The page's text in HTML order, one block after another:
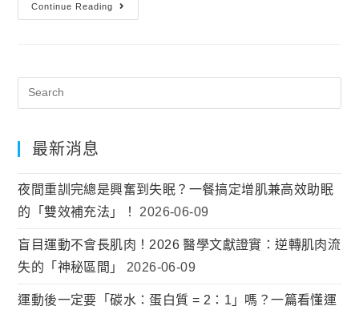
Continue Reading
最新消息
夜間重訓完總是興奮到失眠？一餐搞定增肌兼高效助眠
的「雙效補充法」！
2026-06-09
盲目運動不會長肌肉！2026 醫學文獻證實：逆轉肌肉流
失的「神秘區間」
2026-06-09
運動後一定要「碳水：蛋白質 = 2：1」嗎？一篇看懂運